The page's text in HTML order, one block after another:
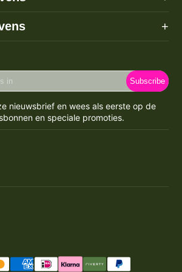
+
bezoekadres)
17:00
Subscribe
nieuwsbrief en wees als eerste op de
en speciale promoties.